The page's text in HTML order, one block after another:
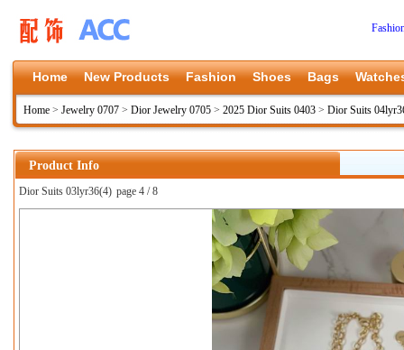
Home New Products Fashion Shoes Bags
Home > Jewelry 0707 > Dior Jewelry 0705 > 2025 Dior Suits 0403 > Dior Suits
Product Info
Dior Suits 03lyr36(4) page 4 / 8